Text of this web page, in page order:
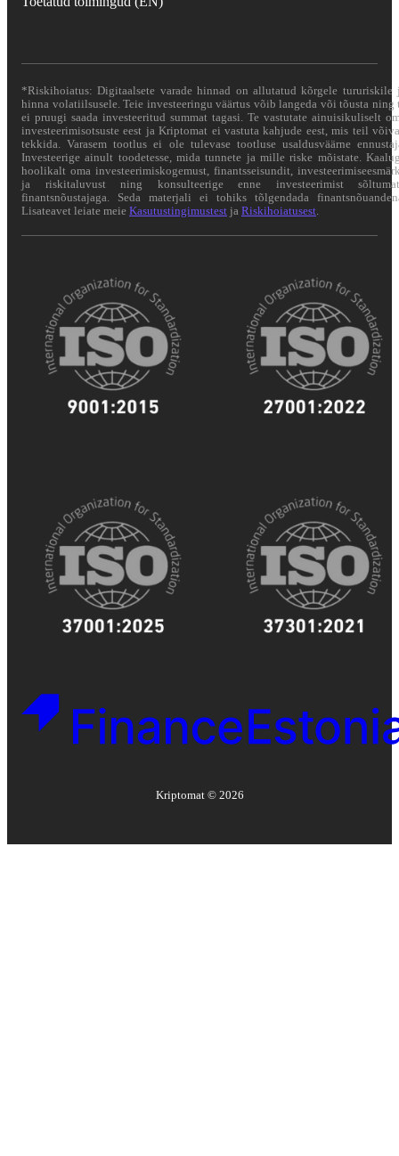
*Riskihoiatus: Digitaalsete varade hinnad on allutatud kõrgele tururiskile
hinna volatiilsusele. Teie investeeringu väärtus võib langeda või tõusta ning
ei pruugi saada investeeritud summat tagasi. Te vastutate ainuisikuliselt
investeerimisotsuste eest ja Kriptomat ei vastuta kahjude eest, mis teil
tekkida. Varasem tootlus ei ole tulevase tootluse usaldusväärne
Investeerige ainult toodetesse, mida tunnete ja mille riske mõistate.
hoolikalt oma investeerimiskogemust, finantsseisundit,
ja riskitaluvust ning konsulteerige enne investeerimist
finantsnõustajaga. Seda materjali ei tohiks tõlgendada
Lisateavet leiate meie Kasutustingimustest ja Riskihoiatusest
Kriptomat © 2026